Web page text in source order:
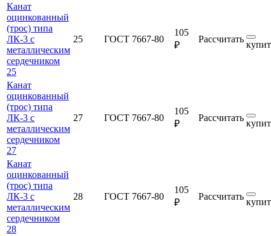
Канат
оцинкованный
(трос) типа
ЛК-3 с
металлическим
сердечником
25
25 ГОСТ 7667-80
105
₽
Рассчитать
Канат
оцинкованный
(трос) типа
ЛК-3 с
металлическим
сердечником
27
27 ГОСТ 7667-80
105
₽
Рассчитать
Канат
оцинкованный
(трос) типа
ЛК-3 с
металлическим
сердечником
28
28 ГОСТ 7667-80
105
₽
Рассчитать